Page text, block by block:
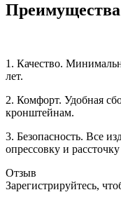
Преимущества
1. Качество.
лет.
2. Комфорт. Удобная
кронштейнам.
3. Безопасность. Все
опрессовку и
Отзыв
Зарегистрируйтесь,